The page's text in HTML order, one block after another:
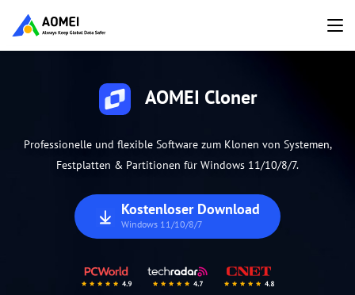
AOMEI Cloner
Professionelle und flexible Software zum Klonen von Systemen,
Festplatten & Partitionen für Windows 11/10/8/7.
Kostenloser Download
Windows 11/10/8/7